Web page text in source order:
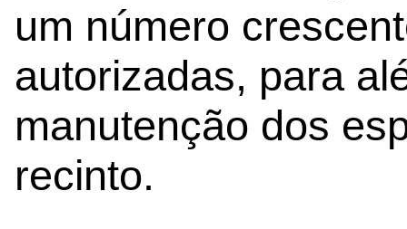
um número
autorizadas, para
manutenção dos
recinto.